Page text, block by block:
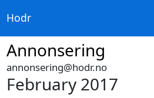
Hodr
Annonsering
annonsering@hodr.no
February 2017